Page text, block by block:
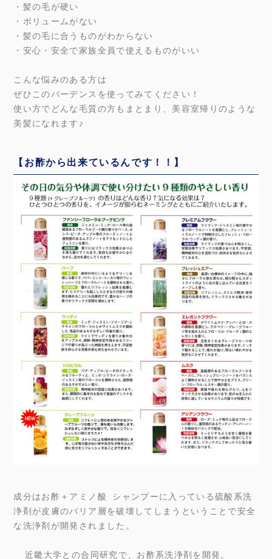
・髪の毛が硬い
・ボリュームがない
・髪の毛に合うものがわからない
・安心・安全で家族全員で使えるものがいい
こんな悩みのある方は
ぜひこのバーデンスを使ってみてください！
使い方でどんな毛質の方もまとまり、美容室帰りのような
美髪になれます♪
【お酢から出来ているんです！！】
成分はお酢＋アミノ酸 シャンプーに入っている硫酸系洗
浄剤が皮膚のバリア層を破壊してしまうということで安全
な洗浄剤が開発されました。
近畿大学との合同研究で、お酢系洗浄剤を開発。